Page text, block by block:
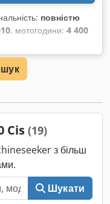
повністю
, мотогодини: 4 400
, Обладнання:
Abioa
Cis (19)
з більш
Шукати